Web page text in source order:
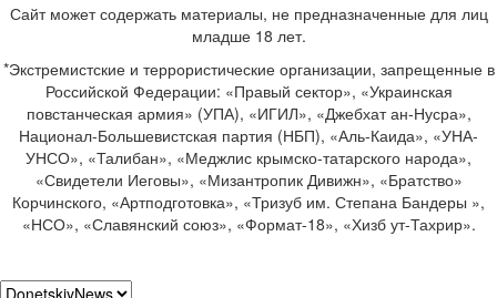
Сайт может содержать материалы, не предназначенные для лиц
младше 18 лет.
*Экстремистские и террористические организации, запрещенные в
Российской Федерации: «Правый сектор», «Украинская
повстанческая армия» (УПА), «ИГИЛ», «Джебхат ан-Нусра»,
Национал-Большевистская партия (НБП), «Аль-Каида», «УНА-
УНСО», «Талибан», «Меджлис крымско-татарского народа»,
«Свидетели Иеговы», «Мизантропик Дивижн», «Братство»
Корчинского, «Артподготовка», «Тризуб им. Степана Бандеры »,
«НСО», «Славянский союз», «Формат-18», «Хизб ут-Тахрир».